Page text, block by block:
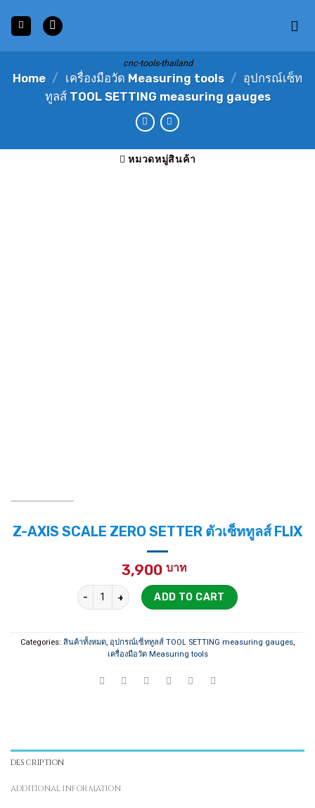
content
cnc-tools-thailand
Home / เครื่องมือวัด Measuring tools / อุปกรณ์เซ็ท
ทูลส์ TOOL SETTING measuring gauges
หมวดหมู่สินค้า
Z-AXIS SCALE ZERO SETTER ตัวเซ็ททูลส์ FLIX
3,900
Z-AXIS SCALE ZERO SETTER ตัวเซ็ททูลส์ FLIX
ADD TO CART
Categories: สินค้าทั้งหมด, อุปกรณ์เซ็ททูลส์ TOOL SETTING measuring gauges,
เครื่องมือวัด Measuring tools
DESCRIPTION
ADDITIONAL INFORMATION